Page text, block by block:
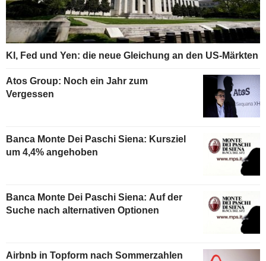
KI, Fed und Yen: die neue Gleichung an den US-Märkten
Atos Group: Noch ein Jahr zum
Vergessen
Banca Monte Dei Paschi Siena: Kursziel
um 4,4% angehoben
Banca Monte Dei Paschi Siena: Auf der
Suche nach alternativen Optionen
Airbnb in Topform nach Sommerzahlen